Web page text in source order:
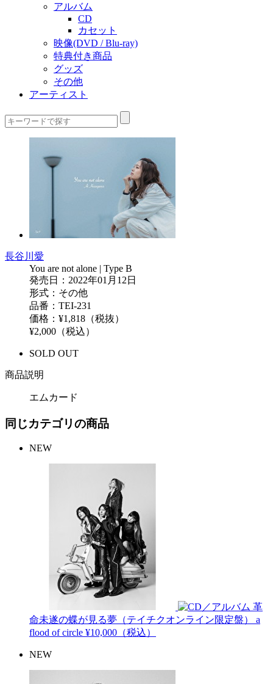
アルバム
CD
カセット
映像(DVD / Blu-ray)
特典付き商品
グッズ
その他
アーティスト
長谷川愛
You are not alone | Type B
発売日：2022年01月12日
形式：その他
品番：TEI-231
価格：¥1,818（税抜）
¥2,000（税込）
SOLD OUT
商品説明
エムカード
同じカテゴリの商品
NEW
革
命未遂の蝶が見る夢（テイチクオンライン限定盤） a
flood of circle ¥10,000（税込）
NEW